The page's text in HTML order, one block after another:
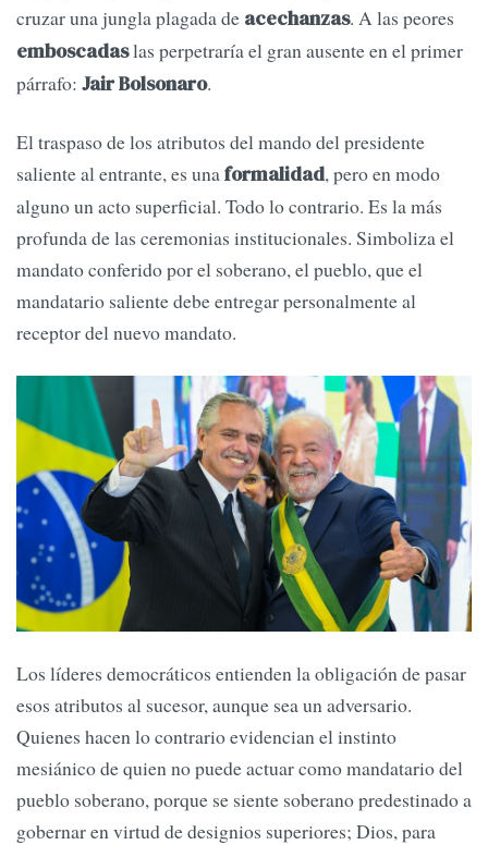
cruzar una jungla plagada de acechanzas. A las peores
emboscadaslas perpetraría el gran ausente en el primer
párrafo: Jair Bolsonaro.
El traspaso de los atributos del mando del presidente
saliente al entrante, es unaformalidad, pero en modo
alguno un acto superficial. Todo lo contrario. Es la más
profunda de las ceremonias institucionales. Simboliza el
mandato conferido por el soberano, el pueblo, que el
mandatario saliente debe entregar personalmente al
receptor del nuevo mandato.
Los líderes democráticos entienden la obligación de pasar
esos atributos al sucesor, aunque sea un adversario.
Quienes hacen lo contrario evidencian el instinto
mesiánico de quien no puede actuar como mandatario del
pueblo soberano, porque se siente soberano predestinado a
gobernar en virtud de designios superiores; Dios, para